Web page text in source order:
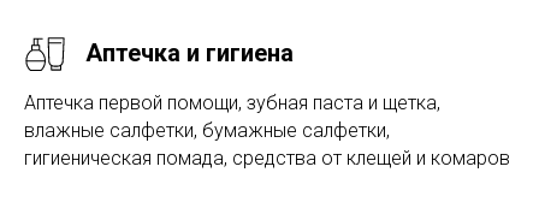
Аптечка и гигиена
Аптечка первой помощи, зубная паста и щетка,
влажные салфетки, бумажные салфетки,
гигиеническая помада, средства от клещей и комаров